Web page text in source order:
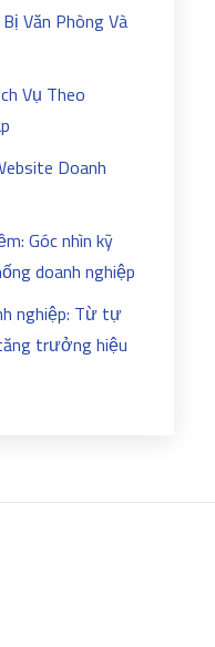
Văn Phòng Và
Vụ Theo
Doanh
Góc nhìn kỹ
doanh nghiệp
nghiệp: Từ tự
trưởng hiệu